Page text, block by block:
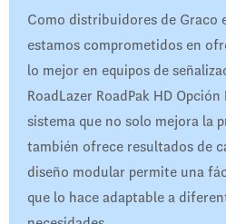
Como distribuidores de Graco
estamos comprometidos en
lo mejor en equipos de
RoadLazer RoadPak HD
sistema que no solo mejora la
también ofrece resultados de
diseño modular permite una
que lo hace adaptable a